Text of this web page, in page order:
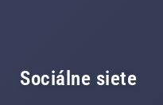
Sociálne siete